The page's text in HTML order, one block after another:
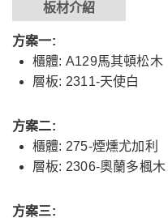
板材介紹
方案一:
櫃體: A129馬其頓松木
層板: 2311-天使白
方案二:
櫃體: 275-煙燻尤加利
層板: 2306-奧蘭多楓木
方案三: